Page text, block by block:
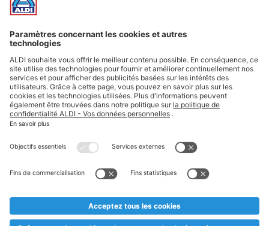
Infos essentielles
Suivez ALDI Belgique
Textes marqués d'un astérisque et mentions légales
* Nous vendons ces articles temporairement et jusqu'à
au cas où, malgré le planning bien étudié, nous serions
prématurément en rupture de stock. Prix Recupel et TVA incl.
** Sur ce site, l’utilisation de la forme masculine a été adoptée